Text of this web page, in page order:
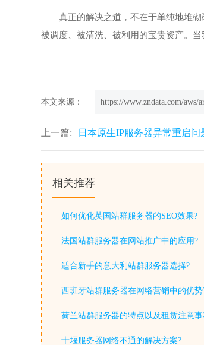
真正的解决之道，不在于单纯地堆
被调度、被清洗、被利用的宝贵资产。
本文来源： https://www.zndata.com/aws/
上一篇: 日本原生IP服务器异常重启问
相关推荐
如何优化英国站群服务器的SEO效果?
法国站群服务器在网站推广中的应用?
适合新手的意大利站群服务器选择?
西班牙站群服务器在网络营销中的优势
荷兰站群服务器的特点以及租赁注意事
十堰服务器网络不通的解决方案?